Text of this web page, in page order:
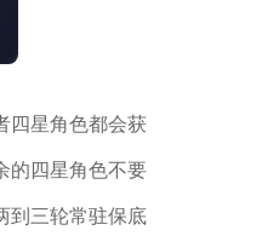
四星角色都会获
的四星角色不要
到三轮常驻保底